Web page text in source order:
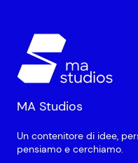
MA Studios
Un contenitore di idee,
pensiamo e cerchiamo.